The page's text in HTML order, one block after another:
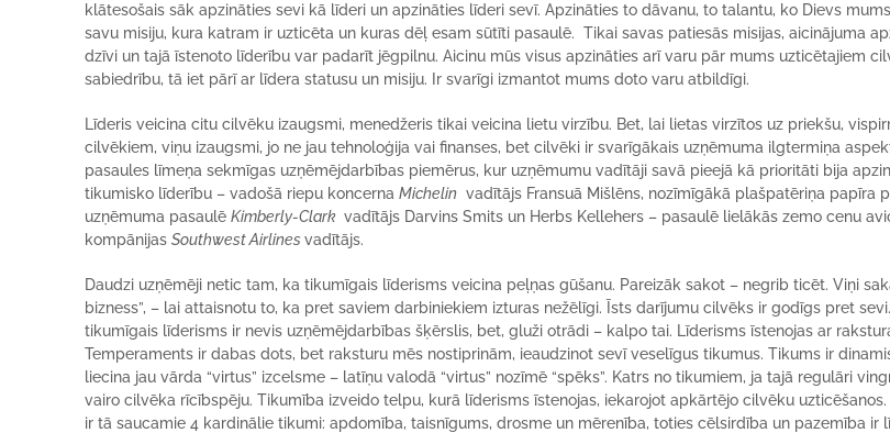
klātesošais sāk apzināties sevi kā līderi un apzināties līderi sevī. Apzināties to dāvanu, to talantu, ko Dievs
savu misiju, kura katram ir uzticēta un kuras dēļ esam sūtīti pasaulē. Tikai savas patiesās misijas, aicinājuma
dzīvi un tajā īstenoto līderību var padarīt jēgpilnu. Aicinu mūs visus apzināties arī varu pār mums uzticētajiem
sabiedrību, tā iet pārī ar līdera statusu un misiju. Ir svarīgi izmantot mums doto varu atbildīgi.
Līderis veicina citu cilvēku izaugsmi, menedžeris tikai veicina lietu virzību. Bet, lai lietas virzītos uz priekšu,
cilvēkiem, viņu izaugsmi, jo ne jau tehnoloģija vai finanses, bet cilvēki ir svarīgākais uzņēmuma ilgtermiņa
pasaules līmeņa sekmīgas uzņēmējdarbības piemērus, kur uzņēmumu vadītāji savā pieejā kā prioritāti bija
tikumisko līderību – vadošā riepu koncernaMichelin vadītājs Fransuā Mišlēns, nozīmīgākā plašpatēriņa papīra
uzņēmuma pasaulēKimberly-Clark vadītājs Darvins Smits un Herbs Kellehers – pasaulē lielākās zemo cenu
kompānijasSouthwest Airlinesvadītājs.
Daudzi uzņēmēji netic tam, ka tikumīgais līderisms veicina peļņas gūšanu. Pareizāk sakot – negrib ticēt. Viņi
bizness”, – lai attaisnotu to, ka pret saviem darbiniekiem izturas nežēlīgi. Īsts darījumu cilvēks ir godīgs pret
tikumīgais līderisms ir nevis uzņēmējdarbības šķērslis, bet, gluži otrādi – kalpo tai. Līderisms īstenojas ar
Temperaments ir dabas dots, bet raksturu mēs nostiprinām, ieaudzinot sevī veselīgus tikumus. Tikums ir
liecina jau vārda “virtus” izcelsme – latīņu valodā “virtus” nozīmē “spēks”. Katrs no tikumiem, ja tajā regulāri
vairo cilvēka rīcībspēju. Tikumība izveido telpu, kurā līderisms īstenojas, iekarojot apkārtējo cilvēku
ir tā saucamie 4 kardinālie tikumi: apdomība, taisnīgums, drosme un mērenība, toties cēlsirdība un pazemība ir